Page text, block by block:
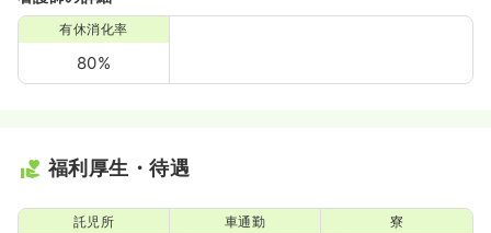
有休消化率
80%
福利厚生・待遇
託児所 車通勤 寮